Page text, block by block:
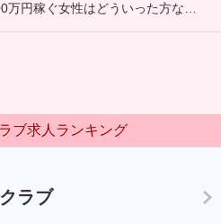
万円稼ぐ女性はどういった方な…
ブ求人ランキング
ラブ